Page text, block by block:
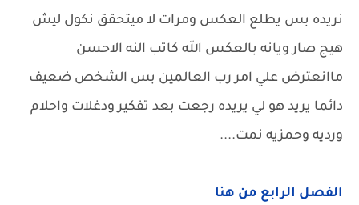
نريده بس يطلع العكس ومرات لا ميتحقق نكول ليش
هيج صار ويانه بالعكس الله كاتب النه الاحسن
ماانعترض علي امر رب العالمين بس الشخص ضعيف
دائما يريد هو لي يريده رجعت بعد تفكير ودغلات واحلام
ورديه وحمزيه نمت....
الفصل الرابع من هنا